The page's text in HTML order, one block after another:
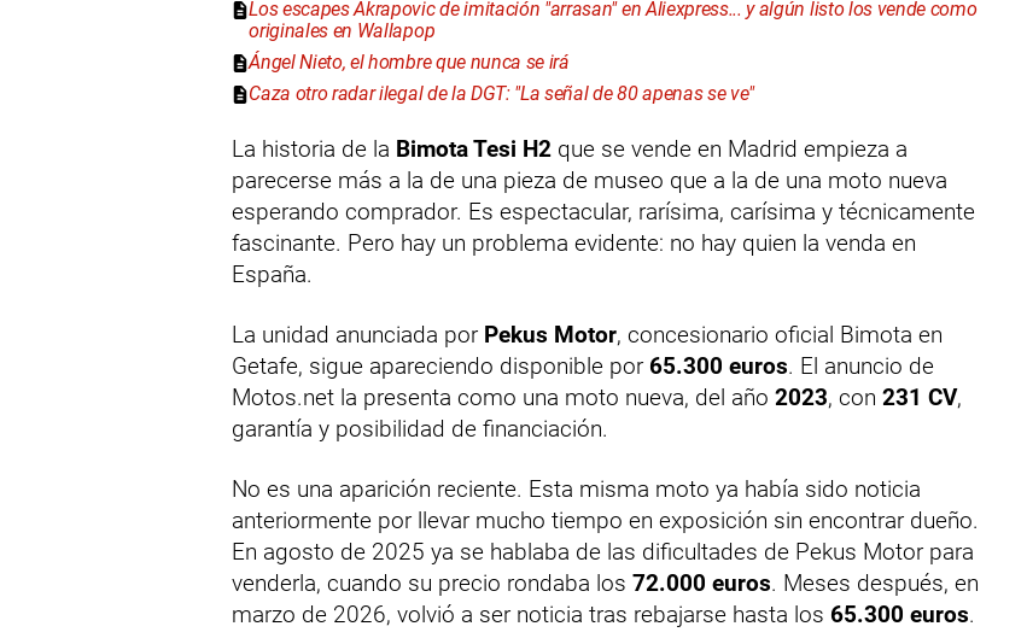
Los escapes Akrapovic de imitación "arrasan" en Aliexpress... y algún listo los vende como
originales en Wallapop
Ángel Nieto, el hombre que nunca se irá
Caza otro radar ilegal de la DGT: "La señal de 80 apenas se ve"
La historia de la Bimota Tesi H2 que se vende en Madrid empieza a
parecerse más a la de una pieza de museo que a la de una moto nueva
esperando comprador. Es espectacular, rarísima, carísima y técnicamente
fascinante. Pero hay un problema evidente: no hay quien la venda en
España.
La unidad anunciada por Pekus Motor, concesionario oficial Bimota en
Getafe, sigue apareciendo disponible por 65.300 euros. El anuncio de
Motos.net la presenta como una moto nueva, del año 2023, con 231 CV,
garantía y posibilidad de financiación.
No es una aparición reciente. Esta misma moto ya había sido noticia
anteriormente por llevar mucho tiempo en exposición sin encontrar dueño.
En agosto de 2025 ya se hablaba de las dificultades de Pekus Motor para
venderla, cuando su precio rondaba los 72.000 euros. Meses después, en
marzo de 2026, volvió a ser noticia tras rebajarse hasta los 65.300 euros.